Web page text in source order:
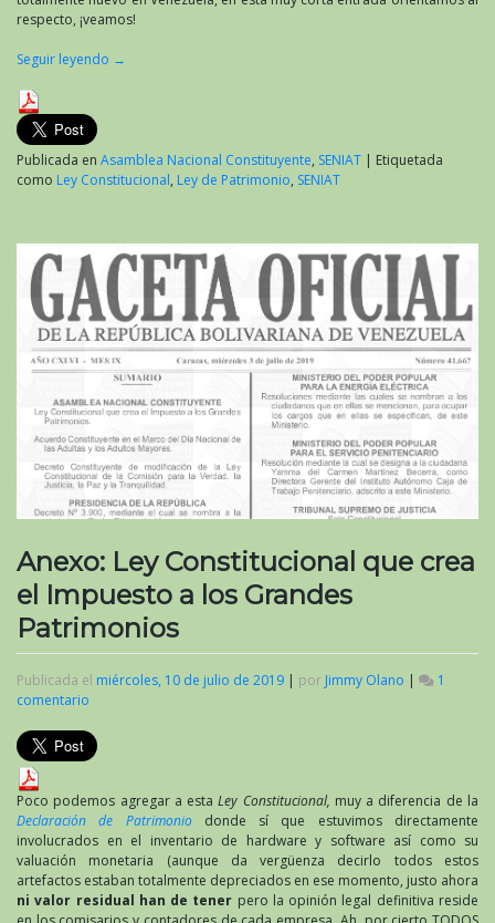
respecto, ¡veamos!
Seguir leyendo →
Publicada en Asamblea Nacional Constituyente, SENIAT | Etiquetada
como Ley Constitucional, Ley de Patrimonio, SENIAT
Anexo: Ley Constitucional que crea
el Impuesto a los Grandes
Patrimonios
Publicada el miércoles, 10 de julio de 2019 por Jimmy Olano
1
comentario
Ley
Constitucional
crea
el
Impuesto
a
los
Grandes
Poco podemos agregar a estaLey Constitucional, muy a diferencia de la
Declaración de Patrimoniodonde sí que estuvimos directamente
involucrados en el inventario de hardware y software así como su
valuación monetaria (aunque da vergüenza decirlo todos estos
artefactos estaban totalmente depreciados en ese momento, justo ahora
ni valor residual han de tener pero la opinión legal definitiva reside